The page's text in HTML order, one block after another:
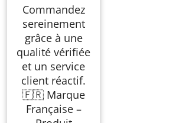
Commandez
sereinement
grâce à une
qualité vérifiée
et un service
client réactif.
🇫🇷 Marque
Française –